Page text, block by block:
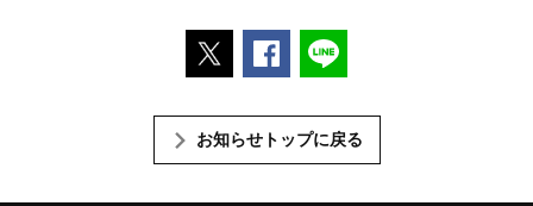
ポストするFacebookでシェアする
お知らせトップに戻る